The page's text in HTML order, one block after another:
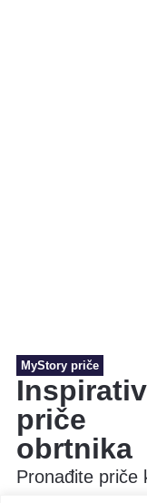
MyStory priče
priče
obrtnika
Pronađite priče